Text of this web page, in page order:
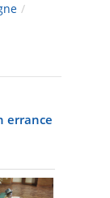
/
errance